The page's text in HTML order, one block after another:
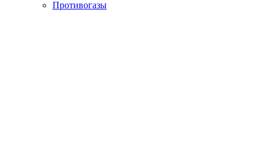
Противогазы